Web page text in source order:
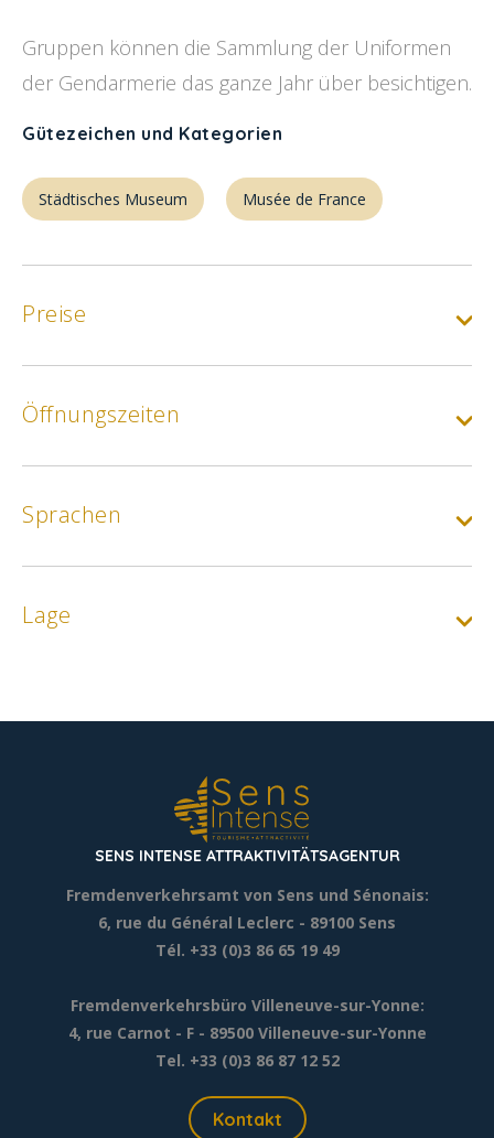
Gruppen können die Sammlung der Uniformen
der Gendarmerie das ganze Jahr über besichtigen.
Gütezeichen und Kategorien
Städtisches Museum Musée de France
Preise
Öffnungszeiten
Sprachen
Lage
SENS INTENSE ATTRAKTIVITÄTSAGENTUR
Fremdenverkehrsamt von Sens und Sénonais:
6, rue du Général Leclerc - 89100 Sens
Tél. +33 (0)3 86 65 19 49
Fremdenverkehrsbüro Villeneuve-sur-Yonne:
4, rue Carnot - F - 89500 Villeneuve-sur-Yonne
Tel. +33 (0)3 86 87 12 52
Kontakt